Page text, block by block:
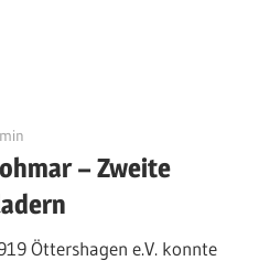
– Zweite
Öttershagen e.V. konnte